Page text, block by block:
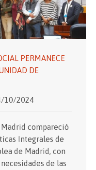
PERMANECE
DE
10/2024
compareció
Integrales de
de Madrid, con
de las